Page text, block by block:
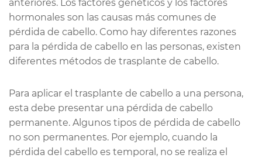
anteriores. Los factores genéticos y los factores
hormonales son las causas más comunes de
pérdida de cabello. Como hay diferentes razones
para la pérdida de cabello en las personas, existen
diferentes métodos de trasplante de cabello.
Para aplicar el trasplante de cabello a una persona,
esta debe presentar una pérdida de cabello
permanente. Algunos tipos de pérdida de cabello
no son permanentes. Por ejemplo, cuando la
pérdida del cabello es temporal, no se realiza el